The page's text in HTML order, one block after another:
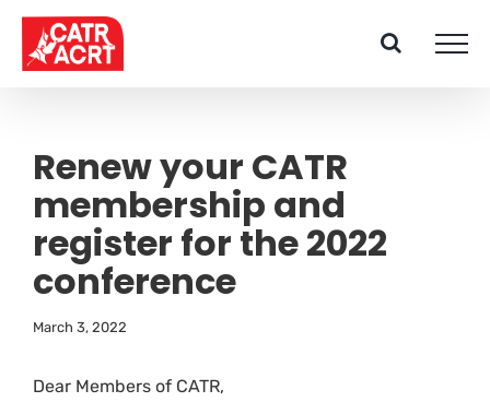
Skip
content
Renew your CATR
membership and
register for the 2022
conference
March 3, 2022
Dear Members of CATR,